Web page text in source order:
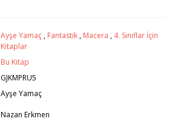
Ayşe Yamaç , Fantastik , Macera , 4. Sınıflar İçin
Kitaplar
Bu Kitap
GJKMPRU5
Ayşe Yamaç
Nazan Erkmen